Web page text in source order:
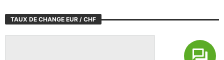
TAUX DE CHANGE EUR / CHF